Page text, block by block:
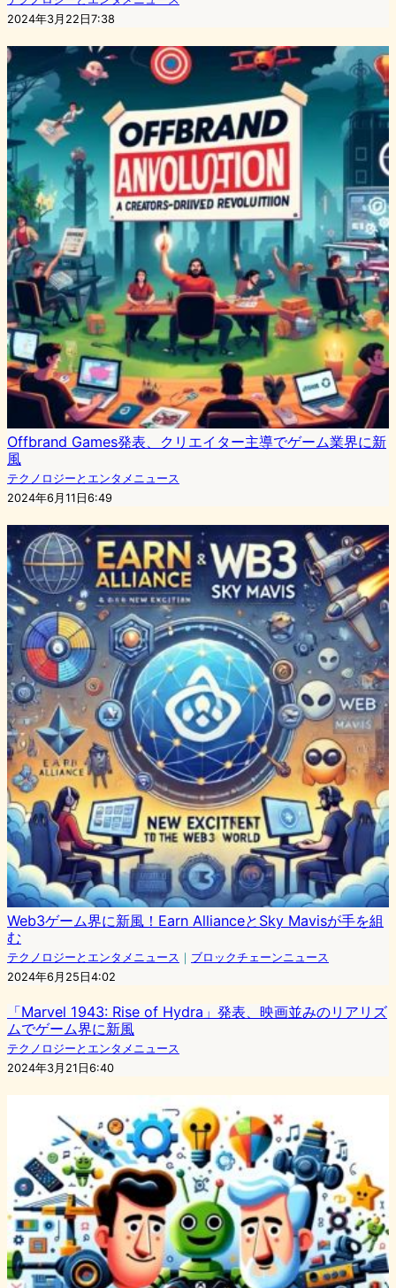
2024年3月22日7:38
Offbrand Games発表、クリエイター主導でゲーム業界に新
風
テクノロジーとエンタメニュース
2024年6月11日6:49
Web3ゲーム界に新風！Earn AllianceとSky Mavisが手を組
む
テクノロジーとエンタメニュース ｜ ブロックチェーンニュース
2024年6月25日4:02
「Marvel 1943: Rise of Hydra」発表、映画並みのリアリズ
ムでゲーム界に新風
テクノロジーとエンタメニュース
2024年3月21日6:40